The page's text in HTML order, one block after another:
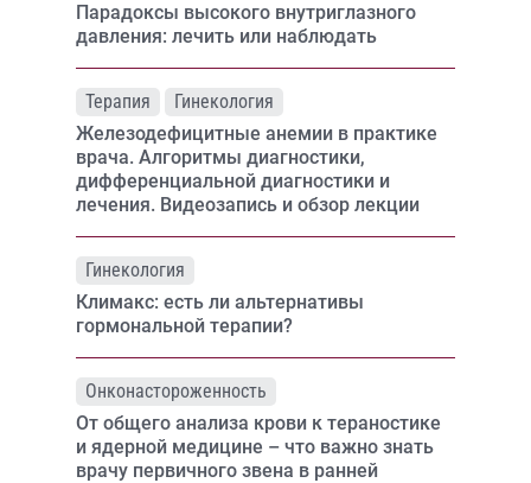
Парадоксы высокого внутриглазного
давления: лечить или наблюдать
Терапия
Гинекология
Железодефицитные анемии в практике
врача. Алгоритмы диагностики,
дифференциальной диагностики и
лечения. Видеозапись и обзор лекции
Гинекология
Климакс: есть ли альтернативы
гормональной терапии?
Онконастороженность
От общего анализа крови к тераностике
и ядерной медицине – что важно знать
врачу первичного звена в ранней